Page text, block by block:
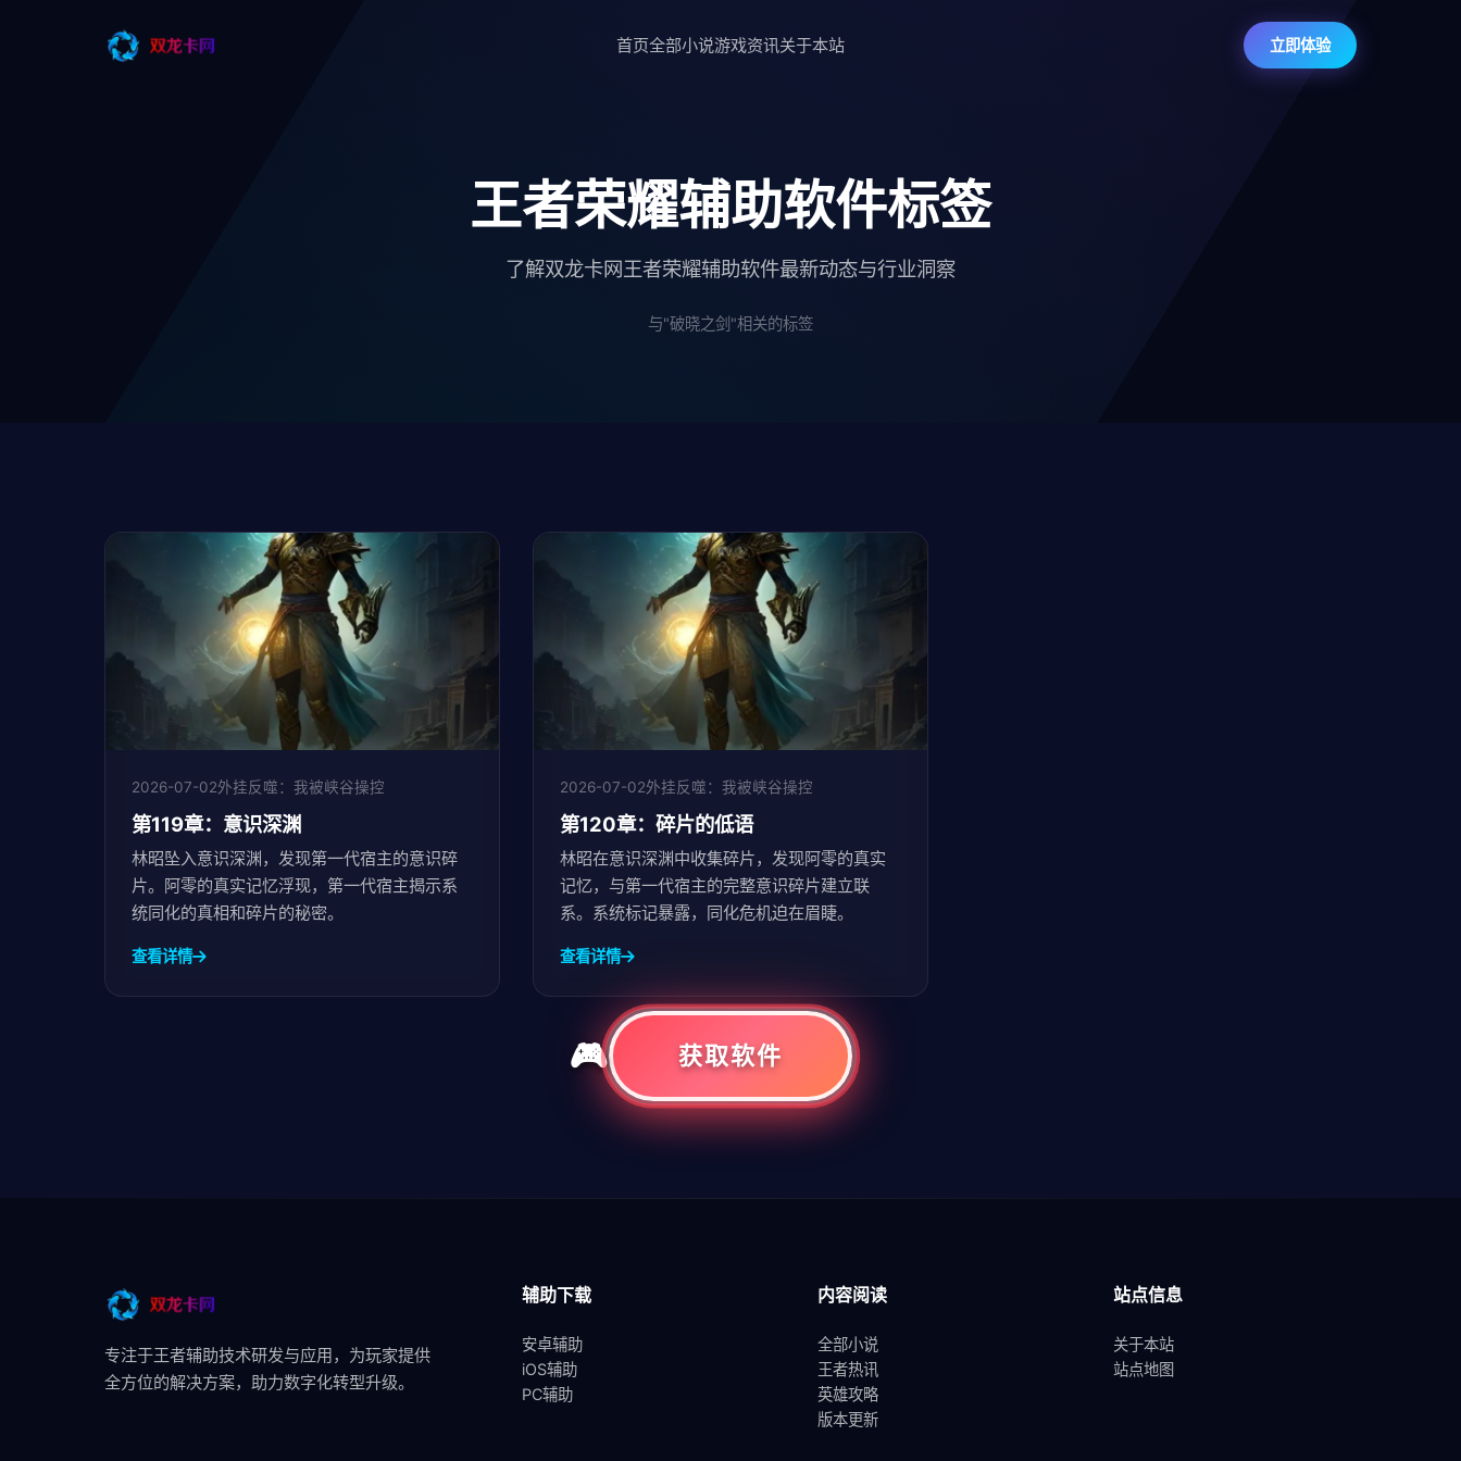
首页全部小说游戏资讯关于本站 立即体验
王者荣耀辅助软件标签
了解双龙卡网王者荣耀辅助软件最新动态与行业洞察
与"破晓之剑"相关的标签
2026-07-02外挂反噬：我被峡谷操控
第119章：意识深渊
林昭坠入意识深渊，发现第一代宿主的意识碎
片。阿零的真实记忆浮现，第一代宿主揭示系
统同化的真相和碎片的秘密。
查看详情
2026-07-02外挂反噬：我被峡谷操控
第120章：碎片的低语
林昭在意识深渊中收集碎片，发现阿零的真实
记忆，与第一代宿主的完整意识碎片建立联
系。系统标记暴露，同化危机迫在眉睫。
查看详情
共1页2条
专注于王者辅助技术研发与应用，为玩家提供
全方位的解决方案，助力数字化转型升级。
辅助下载
安卓辅助
iOS辅助
PC辅助
内容阅读
全部小说
王者热讯
英雄攻略
版本更新
站点信息
关于本站
站点地图
获取软件